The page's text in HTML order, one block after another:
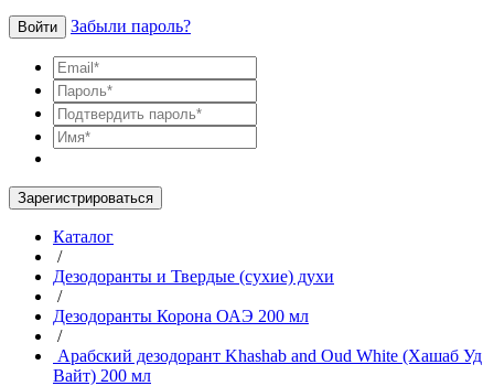
Войти Забыли пароль?
Зарегистрироваться
Каталог
/
Дезодоранты и Твердые (сухие) духи
/
Дезодоранты Корона ОАЭ 200 мл
/
Арабский дезодорант Khashab and Oud White (Хашаб Уд
Вайт) 200 мл